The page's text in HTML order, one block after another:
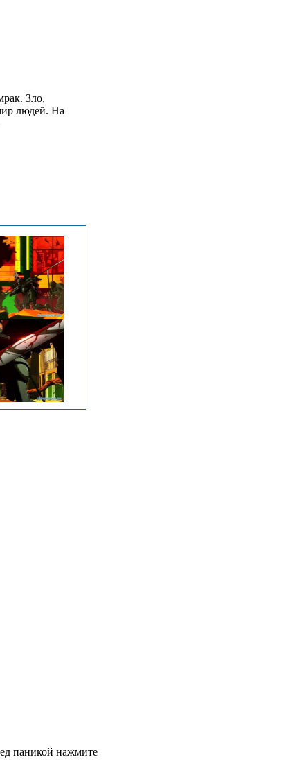
Зло,
людей. На
паникой нажмите